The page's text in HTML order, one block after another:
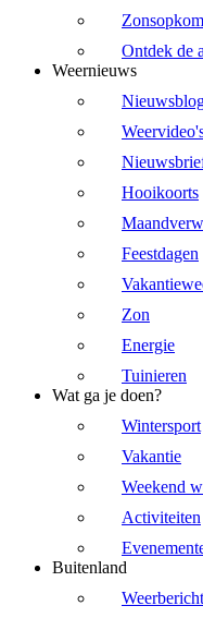
Ontdek de
Weernieuws
Hooikoorts
Feestdagen
Zon
Energie
Tuinieren
Wat ga je doen?
Wintersport
Vakantie
Weekend
Activiteiten
Buitenland